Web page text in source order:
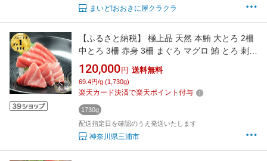
まいど!おおきに屋クラクラ
【ふるさと納税】 極上品 天然 本鮪 大とろ 2柵
中とろ 3柵 赤身 3柵 まぐろ マグロ 鮪 とろ 刺身
三崎 三崎港 海鮮 魚 魚介 母の日 父の日 敬老の
日 オーシャン・グロウ 神奈川 三浦市 おすすめ
ランキング プレゼント ギフト
120,000 円 送料無料
69.4円/g (1,730g)
楽天カード決済で楽天ポイント付与
1730g
配送指定日を確認のうえ発送いたします
神奈川県三浦市